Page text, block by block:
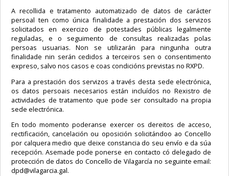
A recollida e tratamento automatizado de datos de carácter
persoal ten como única finalidade a prestación dos servizos
solicitados en exercizo de potestades públicas legalmente
reguladas, e o seguimento de consultas realizadas polas
persoas usuarias. Non se utilizarán para ningunha outra
finalidade nin serán cedidos a terceiros sen o consentimento
expreso, salvo nos casos e coas condicións previstas no RXPD.
Para a prestación dos servizos a través desta sede electrónica,
os datos persoais necesarios están incluídos no Rexistro de
actividades de tratamento que pode ser consultado na propia
sede electrónica.
En todo momento poderanse exercer os dereitos de acceso,
rectificación, cancelación ou oposición solicitándoo ao Concello
por calquera medio que deixe constancia do seu envío e da súa
recepción. Asemade pode ponerse en contacto có delegado de
protección de datos do Concello de Vilagarcía no seguinte email:
dpd@vilagarcia.gal.